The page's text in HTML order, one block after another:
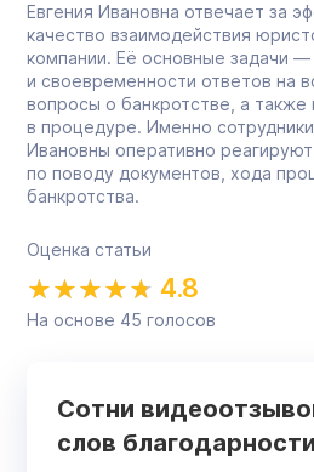
Евгения Ивановна отвечает за
качество взаимодействия
компании. Её основные задачи
и своевременности ответов на
вопросы о банкротстве, а также
в процедуре. Именно
Ивановны оперативно
по поводу документов, хода
банкротства.
Оценка статьи
4.8
На основе 45 голосов
Сотни
слов благодарности